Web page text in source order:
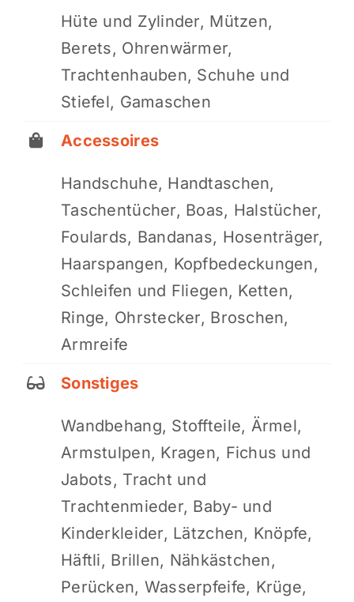
Hüte und Zylinder, Mützen,
Berets, Ohrenwärmer,
Trachtenhauben, Schuhe und
Stiefel, Gamaschen
Accessoires
Handschuhe, Handtaschen,
Taschentücher, Boas, Halstücher,
Foulards, Bandanas, Hosenträger,
Haarspangen, Kopfbedeckungen,
Schleifen und Fliegen, Ketten,
Ringe, Ohrstecker, Broschen,
Armreife
Sonstiges
Wandbehang, Stoffteile, Ärmel,
Armstulpen, Kragen, Fichus und
Jabots, Tracht und
Trachtenmieder, Baby- und
Kinderkleider, Lätzchen, Knöpfe,
Häftli, Brillen, Nähkästchen,
Perücken, Wasserpfeife, Krüge,